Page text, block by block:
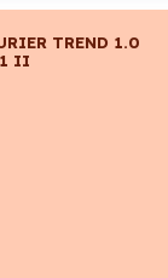
TREND 1.0
II